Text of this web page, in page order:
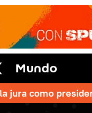
Mundo
jura como